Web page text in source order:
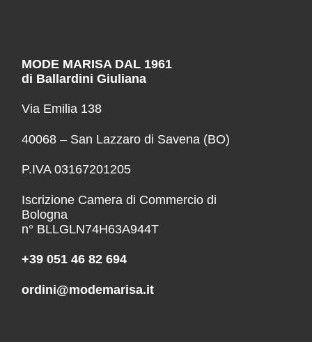
MODE MARISA DAL 1961
di Ballardini Giuliana
Via Emilia 138
40068 – San Lazzaro di Savena (BO)
P.IVA 03167201205
Iscrizione Camera di Commercio di
Bologna
n° BLLGLN74H63A944T
+39 051 46 82 694
ordini@modemarisa.it